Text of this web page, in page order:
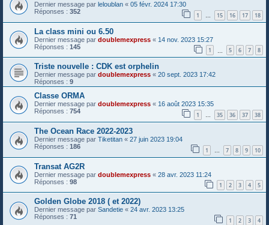
Dernier message par leloublan « 05 févr. 2024 17:30
Réponses : 352 1 … 15 16 17 18
La class mini ou 6.50
Dernier message par doublemexpress « 14 nov. 2023 15:27
Réponses : 145 1 5 6 7 8
Triste nouvelle : CDK est orphelin
Dernier message par doublemexpress « 20 sept. 2023 17:42
Réponses : 9
Classe ORMA
Dernier message par doublemexpress « 16 août 2023 15:35
Réponses : 754 1 … 35 36 37 38
The Ocean Race 2022-2023
Dernier message par Tiketitan « 27 juin 2023 19:04
Réponses : 186 1 … 7 8 9 10
Transat AG2R
Dernier message par doublemexpress « 28 avr. 2023 11:24
Réponses : 98 1 2 3 4 5
Golden Globe 2018 ( et 2022)
Dernier message par Sandetie « 24 avr. 2023 13:25
Réponses : 71 1 2 3 4